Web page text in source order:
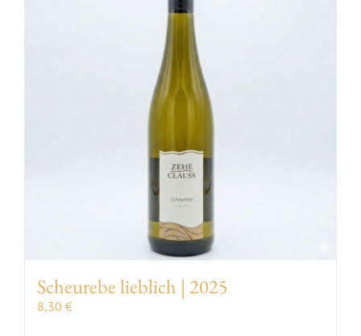
VERANSTALTUNGEN
AUSZEICHNUNGEN
KONTAKT | ÖFFNUNGSZEITEN
SHOP
Scheurebe lieblich | 2025
8,30 €